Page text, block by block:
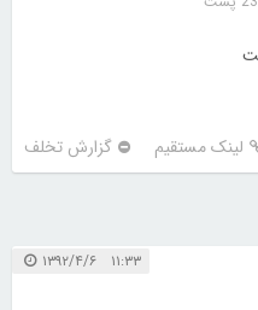
لینک مستقیم گزارش تخلف
۱۱:۳۳ ۱۳۹۲/۴/۶